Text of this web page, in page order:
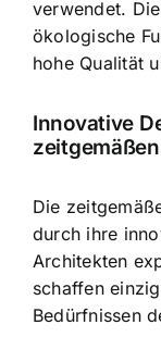
verwendet.
ökologische
hohe Qualität
Innovative
Die
durch ihre
Architekten
schaffen
Bedürfnissen